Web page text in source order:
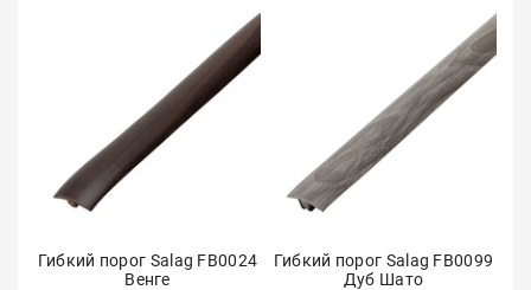
Гибкий порог Salag FB0024
Венге
Гибкий порог Salag FB0099
Дуб Шато